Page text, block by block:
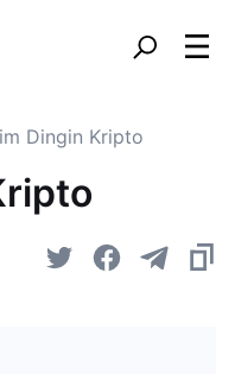
Dingin Kripto